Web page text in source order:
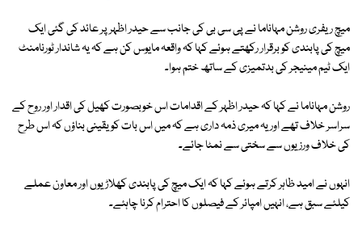
میچ ریفری روشن مہاناما نے پی سی بی کی جانب سے حیدر اظہر پر عائد کی گئی ایک
میچ کی پابندی کو برقرار رکھتے ہوئے کہا کہ واقعہ مایوس کن ہے کہ یہ شاندار ٹورنامنٹ
ایک ٹیم مینیجر کی بدتمیزی کے ساتھ ختم ہوا۔
روشن مہاناما نے کہا کہ حیدر اظہر کے اقدامات اس خوبصورت کھیل کی اقدار اور روح کے
سراسر خلاف تھے اور یہ میری ذمہ داری ہے کہ میں اس بات کو یقینی بناؤں کہ اس طرح
کی خلاف ورزیوں سے سختی سے نمٹا جائے۔
انہوں نے امید ظاہر کرتے ہوئے کہا کہ ایک میچ کی پابندی کھلاڑیوں اور معاون عملے
کیلئے سبق ہے، انہیں امپائر کے فیصلوں کا احترام کرنا چاہئے۔